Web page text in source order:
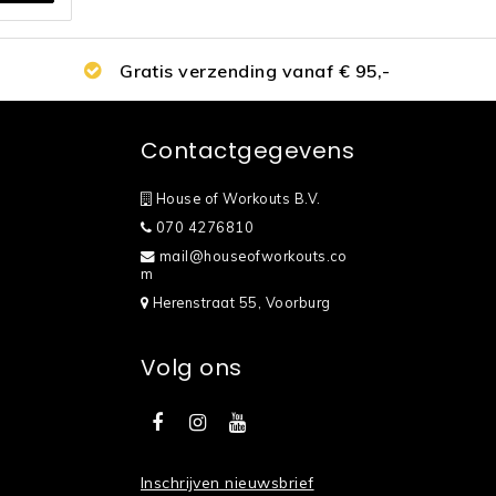
Gratis verzending vanaf € 95,-
Contactgegevens
House of Workouts B.V.
070 4276810
mail@houseofworkouts.co
m
Herenstraat 55, Voorburg
Volg ons
Inschrijven nieuwsbrief